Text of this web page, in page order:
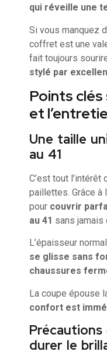
qui réveille une
Si vous manquez
coffret est une
fait toujours
stylé par
Points
et
Une taille
au 41
C’est tout
paillettes. Grâce à
pour couvrir
au 41 sans jamais
L’épaisseur
se glisse sans
chaussures
La coupe épouse
confort est
durer le